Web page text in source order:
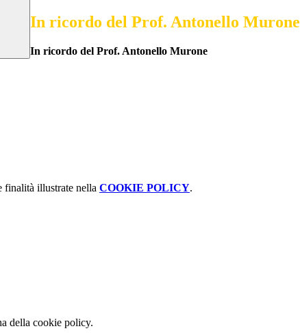
In ricordo del Prof. Antonello Murone
In ricordo del Prof. Antonello Murone
finalità illustrate nella COOKIE POLICY.
della cookie policy.